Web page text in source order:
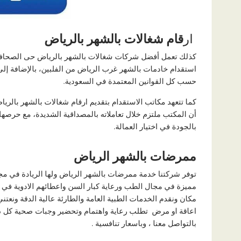
ار قام شغالات بالشهر بالرياض
كذلك تعمل أفضل شركات شغالات بالشهر بالرياض حى الصحافة
استقدام خادمات بالشهر غرب الرياض من الفلبين، بالإضافة
حسب كل القوانين المعتمدة في السعودية.
كما تتعهد مكاتب الاستقدام بتقديم ارقام شغالات بالشهر
أن المكتب ملتزم خلال تعاملاته بالمصداقية الشديدة، مع
بالجودة في اختيار العمالة.
ممرضات بالشهر الرياض
توفر شركتنا خدمة ممرضات بالشهر الرياض ولها الريادة في
مميزة في مجال الطب ورعاية كبار السن واعطائهم الادوية
مكان ونقدم الخدمات الطبية العامة والطارئة عالية الدقة
اعاقة او مرض تطلب رعاية واهتمام وتحضير وجبات صحية كل
بالتواصل معنا ، وباسعار تنافسية .